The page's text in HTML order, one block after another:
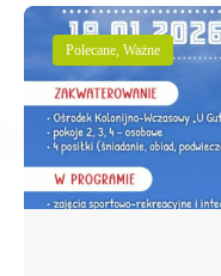
Polecane, Ważne